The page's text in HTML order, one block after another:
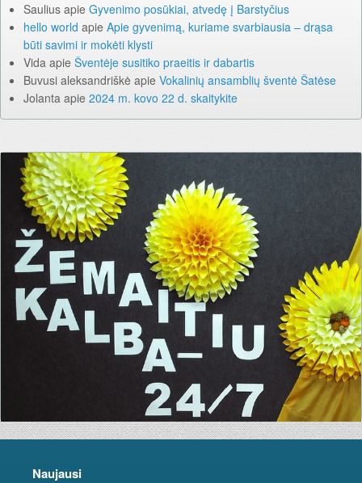
Saulius apie Gyvenimo posūkiai, atvedę į Barstyčius
hello world apie Apie gyvenimą, kuriame svarbiausia – drąsa
būti savimi ir mokėti klysti
Vida apie Šventėje susitiko praeitis ir dabartis
Buvusi aleksandriškė apie Vokalinių ansamblių šventė Šatėse
Jolanta apie 2024 m. kovo 22 d. skaitykite
Naujausi